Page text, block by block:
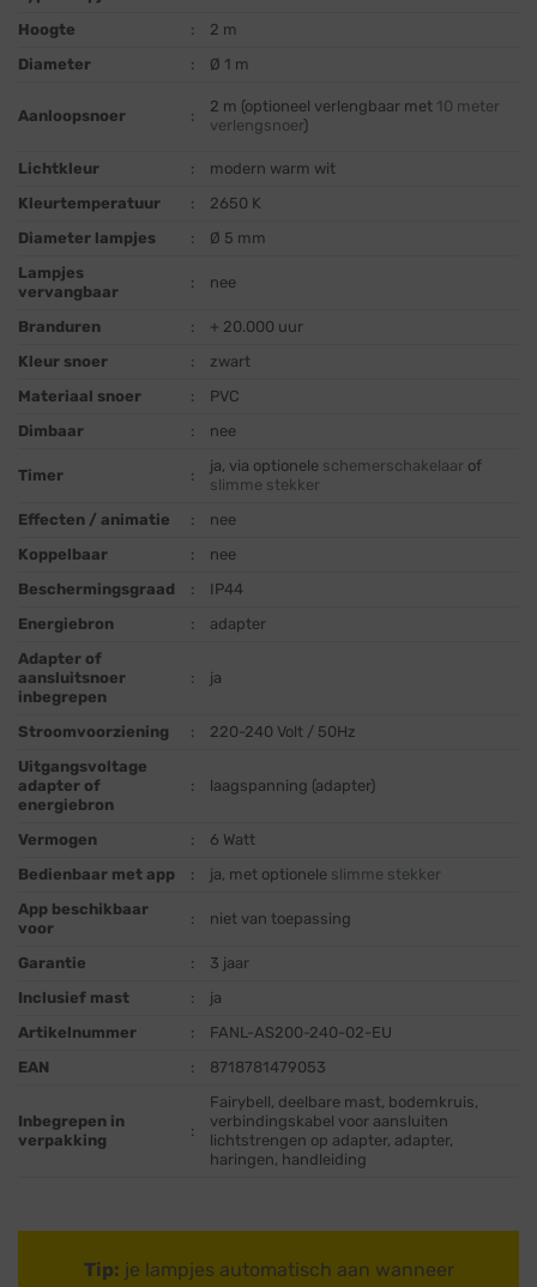
Hoogte
:
2 m
Diameter
: Ø 1 m
Aanloopsnoer :
2 m (optioneel verlengbaar met 10 meter
verlengsnoer)
Lichtkleur :
modern warm wit
Kleurtemperatuur
:
2650 K
Diameter lampjes
:
Ø 5 mm
Lampjes
vervangbaar
: nee
Branduren :
+ 20.000 uur
Kleur snoer
:
zwart
Materiaal snoer
:
PVC
Dimbaar
: nee
Timer :
ja, via optionele schemerschakelaar of
slimme stekker
Effecten / animatie
:
nee
Koppelbaar
:
nee
Beschermingsgraad
:
IP44
Energiebron
:
adapter
Adapter of
aansluitsnoer
inbegrepen
: ja
Stroomvoorziening :
220-240 Volt / 50Hz
Uitgangsvoltage
adapter of
energiebron
: laagspanning (adapter)
Vermogen :
6 Watt
Bedienbaar met app
: ja, met optionele slimme stekker
App beschikbaar
voor
: niet van toepassing
Garantie :
3 jaar
Inclusief mast
:
ja
Artikelnummer
:
FANL-AS200-240-02-EU
EAN
: 8718781479053
Inbegrepen in
verpakking
:
Fairybell, deelbare mast, bodemkruis,
verbindingskabel voor aansluiten
lichtstrengen op adapter, adapter,
haringen, handleiding
Tip: je lampjes automatisch aan wanneer